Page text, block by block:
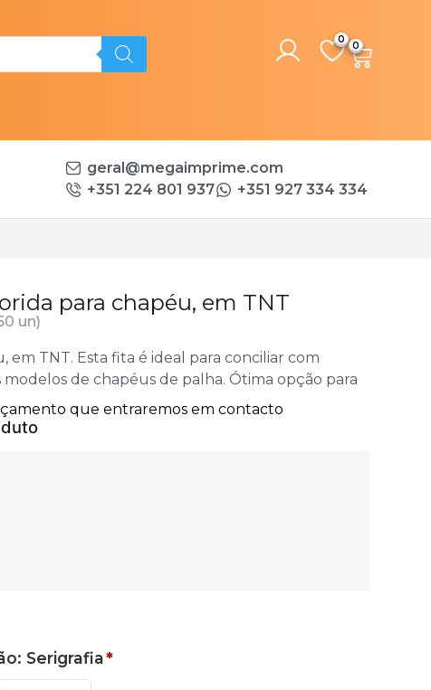
0
geral@megaimprime.com
+351 224 801 937
+351 927 334 334
para chapéu, em TNT
un)
em TNT. Esta fita é ideal para conciliar com
de chapéus de palha. Ótima opção para
Serigrafia*